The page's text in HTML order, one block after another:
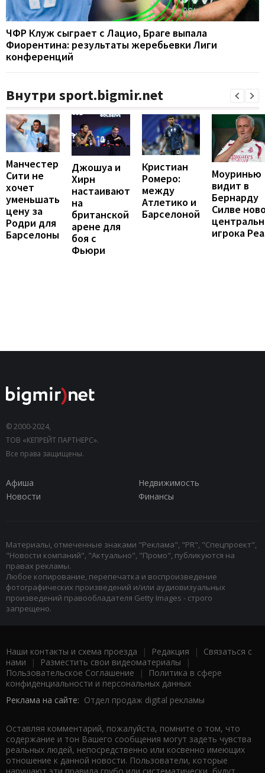
ЧФР Клуж сыграет с Лацио, Браге выпала
Фиорентина: результаты жеребьевки Лиги
конференций
Внутри sport.bigmir.net
Манчестер
Сити не
хочет
уменьшать
цену за
Родри для
Барселоны
Джошуа и
Хирн
настаивают
на
британской
арене для
боя с
Фьюри
Кристиан
Ромеро:
между
Атлетико и
Барселоной
Моуринью
видит в
Бернарду
Силве
игрока
© 2000-2024,
ТОВ «КЕПРЕЙТ ПАРТНЕРС».
Все права защищены.
Афиша
Недвижимость
Новости
Финансы
Материалы, отмеченные знаками "Реклама", "PR", "Спецпроект",
"Новости компаний", "Актуально", "Промо", публикуются на
правах рекламы.
Любое копирование, перепечатка и воспроизведение
фотографических произведений и/или аудиовизуальных
произведений правообладателя Getty Images - строго
запрещено.
Наши контакты и схема проезда | Редакция | Связаться с
нами | Разместить свои видеоматериалы |
Пользовательское Соглашение |
Политика в сфере
конфиденциальности и персональных данных
Реклама на сайте: Отдел продаж digital рекламы
Оставляя комментарий, пожалуйста, помните о том, что
содержание и тон Вашего сообщения могут задеть чувства
реальных людей, непосредственно или косвенно имеющих
отношение к данной новости. Пользователи, которые
нарушают эти правила грубо или систематически, будут